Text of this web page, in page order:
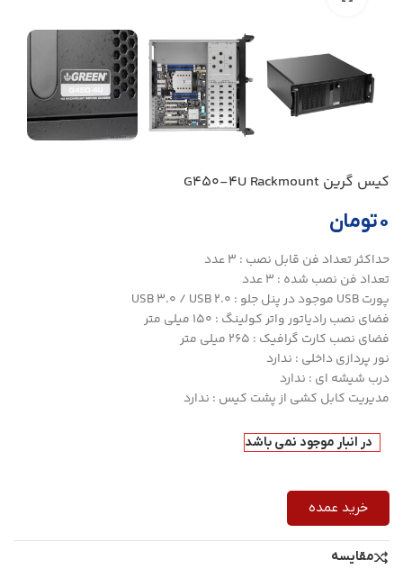
کیس گرین G450-4U Rackmount
۰تومان
حداکثر تعداد فن قابل نصب : 3 عدد
تعداد فن نصب شده : 3 عدد
پورت USB موجود در پنل جلو : USB 3.0 / USB 2.0
فضای نصب رادیاتور واتر کولینگ : 150 میلی متر
فضای نصب کارت گرافیک : 265 میلی متر
نور پردازی داخلی : ندارد
درب شیشه ای : ندارد
مدیریت کابل کشی از پشت کیس : ندارد
در انبار موجود نمی باشد
خرید عمده
مقایسه